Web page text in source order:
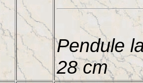
Pendule
28 cm